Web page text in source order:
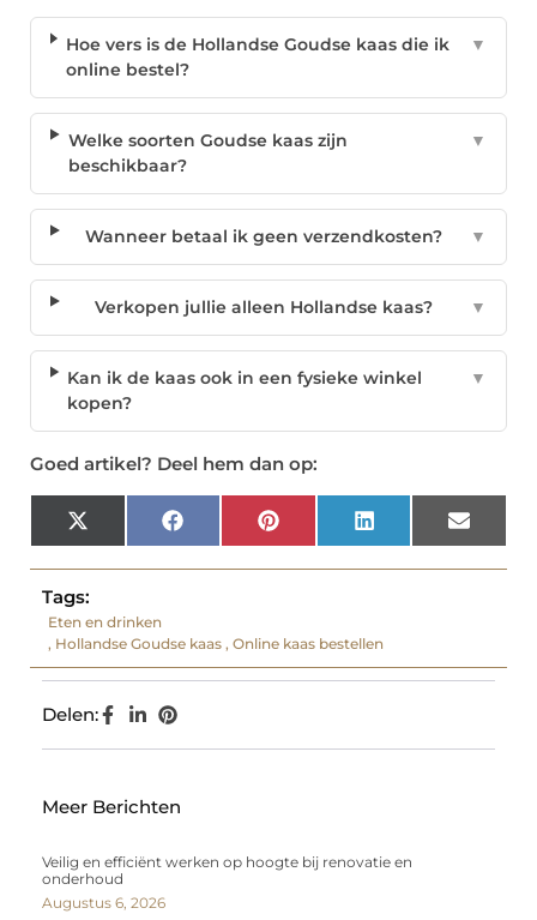
Hoe vers is de Hollandse Goudse kaas die ik
online bestel?
▼
Welke soorten Goudse kaas zijn
beschikbaar?
▼
Wanneer betaal ik geen verzendkosten? ▼
Verkopen jullie alleen Hollandse kaas? ▼
Kan ik de kaas ook in een fysieke winkel
kopen?
▼
Goed artikel? Deel hem dan op:
X
(Twitter)
Facebook Pinterest LinkedIn Email
Tags:
Eten en drinken
, Hollandse Goudse kaas , Online kaas bestellen
Delen:
Meer Berichten
Veilig en efficiënt werken op hoogte bij renovatie en
onderhoud
Augustus 6, 2026